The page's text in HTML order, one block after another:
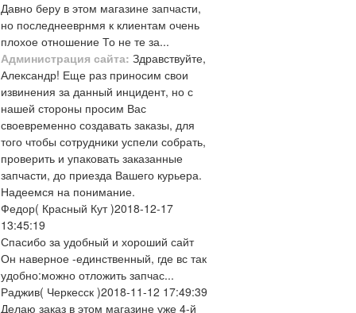
Давно беру в этом магазине запчасти,
но последнееврнмя к клиентам очень
плохое отношение То не те за...
Администрация сайта: Здравствуйте,
Александр! Еще раз приносим свои
извинения за данный инцидент, но с
нашей стороны просим Вас
своевременно создавать заказы, для
того чтобы сотрудники успели собрать,
проверить и упаковать заказанные
запчасти, до приезда Вашего курьера.
Надеемся на понимание.
Федор( Красный Кут )2018-12-17
13:45:19
Спасибо за удобный и хороший сайт
Он наверное -единственный, где вс так
удобно:можно отложить запчас...
Раджив( Черкесск )2018-11-12 17:49:39
Делаю заказ в этом магазине уже 4-й